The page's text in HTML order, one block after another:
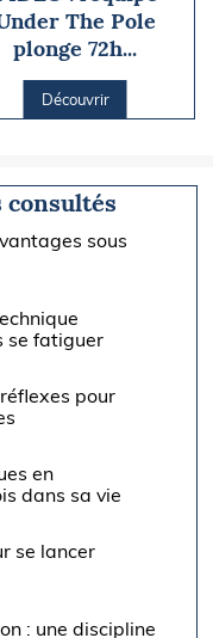
The Pole
plonge 72h...
Découvrir
consultés
sous
se fatiguer
pour
en
dans sa vie
se lancer
: une discipline